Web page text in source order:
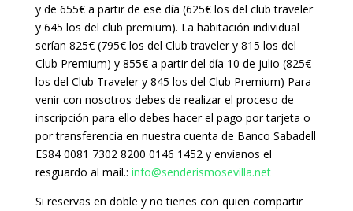
y de 655€ a partir de ese día (625€ los del club traveler
y 645 los del club premium). La habitación individual
serían 825€ (795€ los del Club traveler y 815 los del
Club Premium) y 855€ a partir del día 10 de julio (825€
los del Club Traveler y 845 los del Club Premium) Para
venir con nosotros debes de realizar el proceso de
inscripción para ello debes hacer el pago por tarjeta o
por transferencia en nuestra cuenta de Banco Sabadell
ES84 0081 7302 8200 0146 1452 y envíanos el
resguardo al mail.: info@senderismosevilla.net
Si reservas en doble y no tienes con quien compartir